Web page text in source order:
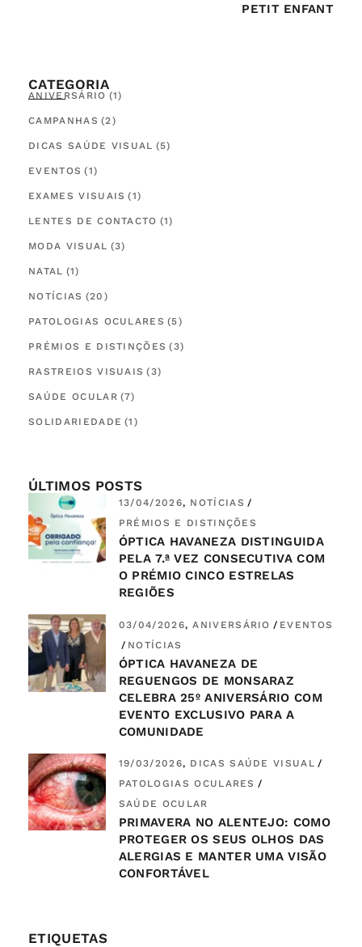
PETIT ENFANT
CATEGORIA
ANIVERSÁRIO (1)
CAMPANHAS (2)
DICAS SAÚDE VISUAL (5)
EVENTOS (1)
EXAMES VISUAIS (1)
LENTES DE CONTACTO (1)
MODA VISUAL (3)
NATAL (1)
NOTÍCIAS (20)
PATOLOGIAS OCULARES (5)
PRÉMIOS E DISTINÇÕES (3)
RASTREIOS VISUAIS (3)
SAÚDE OCULAR (7)
SOLIDARIEDADE (1)
ÚLTIMOS POSTS
13/04/2026
NOTÍCIAS
PRÉMIOS E DISTINÇÕES
ÓPTICA HAVANEZA DISTINGUIDA
PELA 7.ª VEZ CONSECUTIVA COM
O PRÉMIO CINCO ESTRELAS
REGIÕES
03/04/2026 ANIVERSÁRIO
EVENTOS
NOTÍCIAS
ÓPTICA HAVANEZA DE
REGUENGOS DE MONSARAZ
CELEBRA 25º ANIVERSÁRIO COM
EVENTO EXCLUSIVO PARA A
COMUNIDADE
19/03/2026
DICAS SAÚDE VISUAL
PATOLOGIAS OCULARES
SAÚDE OCULAR
PRIMAVERA NO ALENTEJO: COMO
PROTEGER OS SEUS OLHOS DAS
ALERGIAS E MANTER UMA VISÃO
CONFORTÁVEL
ETIQUETAS